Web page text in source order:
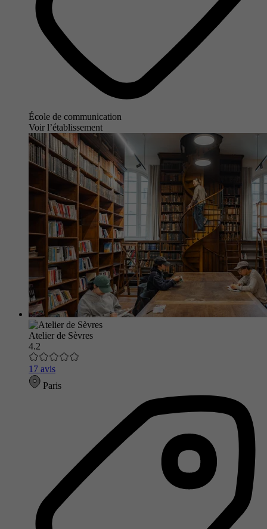
École de communication
Voir l’établissement
Atelier de Sèvres
4.2
17 avis
Paris